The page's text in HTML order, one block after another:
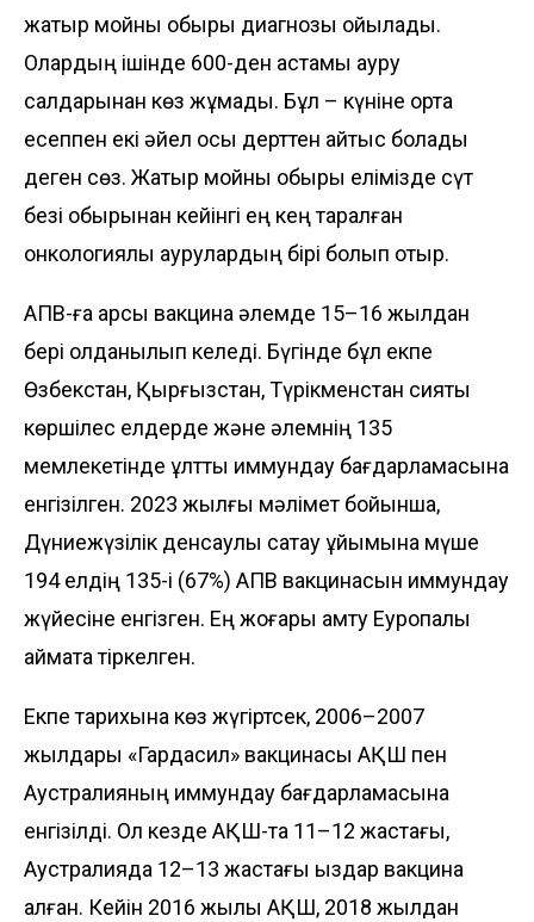
жатыр мойны обыры диагнозы қойылады.
Олардың ішінде 600-ден астамы ауру
салдарынан көз жұмады. Бұл – күніне орта
есеппен екі әйел осы дерттен қайтыс болады
деген сөз. Жатыр мойны обыры елімізде сүт
безі обырынан кейінгі ең кең таралған
онкологиялық аурулардың бірі болып отыр.
АПВ-ға қарсы вакцина әлемде 15–16 жылдан
бері қолданылып келеді. Бүгінде бұл екпе
Өзбекстан, Қырғызстан, Түрікменстан сияқты
көршілес елдерде және әлемнің 135
мемлекетінде ұлттық иммундау бағдарламасына
енгі­зілген. 2023 жылғы мәлімет бойынша,
Дүниежүзілік денсаулық сақтау ұйымына мүше
194 елдің 135-і (67%) АПВ вакцинасын иммундау
жүйесіне енгізген. Ең жоғары қамту Еуропалық
аймақта тіркелген.
Екпе тарихына көз жүгіртсек, 2006–2007
жылдары «Гардасил» вакцинасы АҚШ пен
Аустралияның иммундау бағ­дар­ламасына
енгізілді. Ол кезде АҚШ-та 11–12 жастағы,
Аустралияда 12–13 жас­тағы қыздар вакцина
алған. Кейін 2016 жылы АҚШ, 2018 жылдан